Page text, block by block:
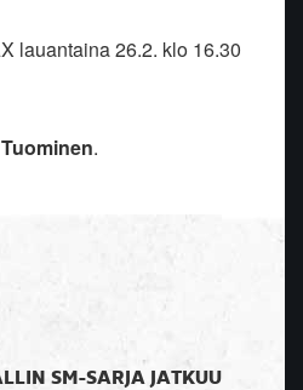
lauantaina 26.2. klo 16.30
.
SM-SARJA JATKUU